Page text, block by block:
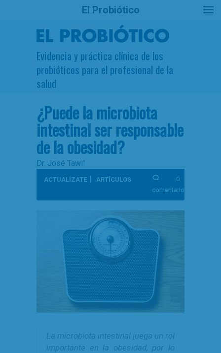
Evidencia y práctica clínica de los
probióticos para el profesional de la
salud
¿Puede la microbiota
intestinal ser responsable
de la obesidad?
Dr. José Tawil
ACTUALÍZATE | ARTÍCULOS
0
comentarios
La microbiota intestinal juega un rol
importante en la obesidad, por lo
El Probiótico